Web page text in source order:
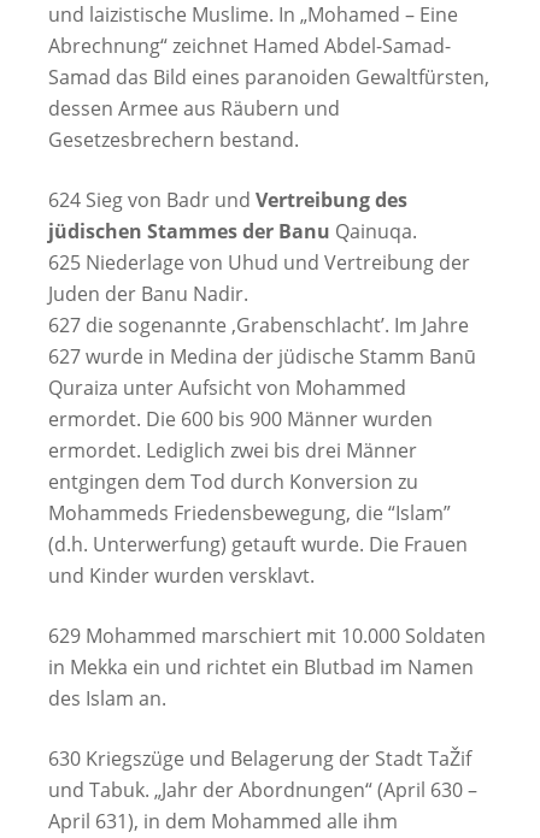
und laizistische Muslime. In „Mohamed – Eine
Abrechnung“ zeichnet Hamed Abdel-Samad-
Samad das Bild eines paranoiden Gewaltfürsten,
dessen Armee aus Räubern und
Gesetzesbrechern bestand.
624 Sieg von Badr und Vertreibung des
jüdischen Stammes der Banu Qainuqa.
625 Niederlage von Uhud und Vertreibung der
Juden der Banu Nadir.
627 die sogenannte ‚Grabenschlacht’. Im Jahre
627 wurde in Medina der jüdische Stamm Banū
Quraiza unter Aufsicht von Mohammed
ermordet. Die 600 bis 900 Männer wurden
ermordet. Lediglich zwei bis drei Männer
entgingen dem Tod durch Konversion zu
Mohammeds Friedensbewegung, die “Islam”
(d.h. Unterwerfung) getauft wurde. Die Frauen
und Kinder wurden versklavt.
629 Mohammed marschiert mit 10.000 Soldaten
in Mekka ein und richtet ein Blutbad im Namen
des Islam an.
630 Kriegszüge und Belagerung der Stadt TaŽif
und Tabuk. „Jahr der Abordnungen“ (April 630 –
April 631), in dem Mohammed alle ihm